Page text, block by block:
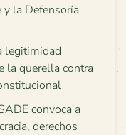
y la Defensoría
legitimidad
la querella contra
convoca a
derechos